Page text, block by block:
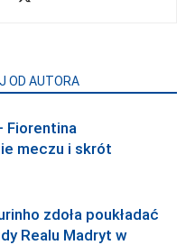
OD AUTORA
Fiorentina
meczu i skrót
zdoła poukładać
Realu Madryt w